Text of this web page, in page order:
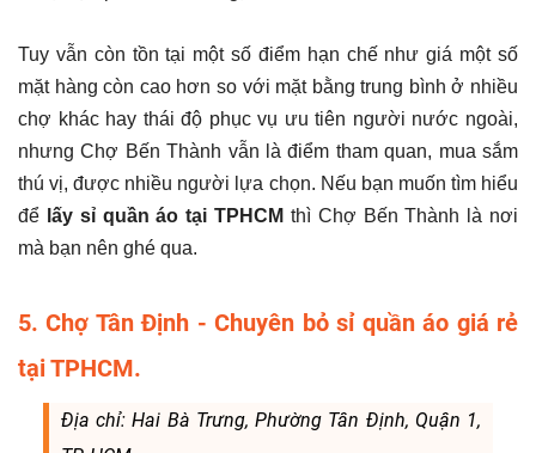
Tuy vẫn còn tồn tại một số điểm hạn chế như giá một số
mặt hàng còn cao hơn so với mặt bằng trung bình ở nhiều
chợ khác hay thái độ phục vụ ưu tiên người nước ngoài,
nhưng Chợ Bến Thành vẫn là điểm tham quan, mua sắm
thú vị, được nhiều người lựa chọn. Nếu bạn muốn tìm hiểu
để lấy sỉ quần áo tại TPHCM thì Chợ Bến Thành là nơi
mà bạn nên ghé qua.
5. Chợ Tân Định - Chuyên bỏ sỉ quần áo giá rẻ
tại TPHCM.
Địa chỉ: Hai Bà Trưng, Phường Tân Định, Quận 1,